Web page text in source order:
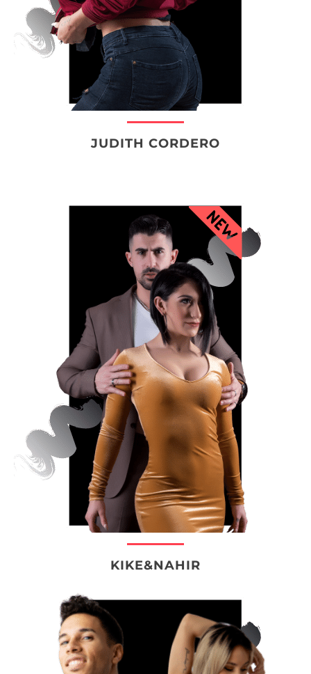
JUDITH CORDERO
KIKE&NAHIR